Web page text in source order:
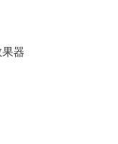
如果想要对吸附的精
器